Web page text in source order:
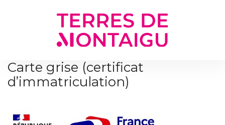
Carte grise (certificat
d’immatriculation)